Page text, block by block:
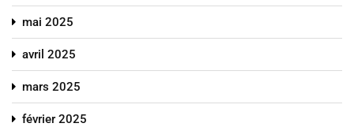
mai 2025
avril 2025
mars 2025
février 2025